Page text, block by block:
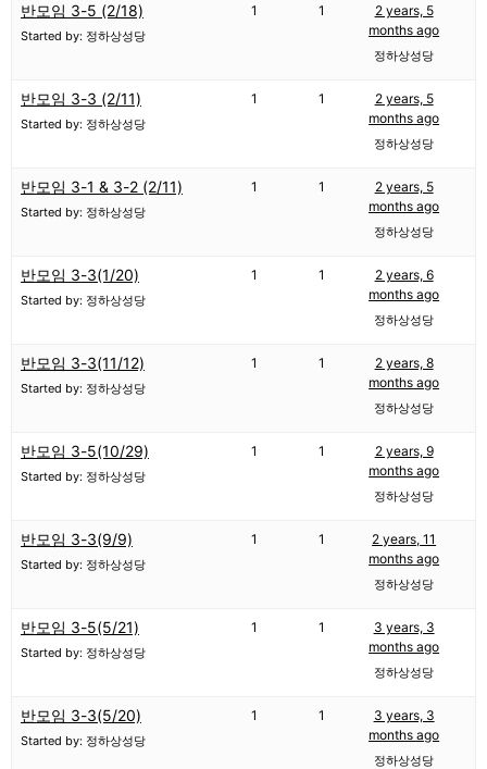
반모임 3-5 (2/18)
Started by: 정하상성당
1 1
2 years, 5
months ago
정하상성당
반모임 3-3 (2/11)
Started by: 정하상성당
1 1
2 years, 5
months ago
정하상성당
반모임 3-1 & 3-2 (2/11)
Started by: 정하상성당
1 1
2 years, 5
months ago
정하상성당
반모임 3-3(1/20)
Started by: 정하상성당
1 1
2 years, 6
months ago
정하상성당
반모임 3-3(11/12)
Started by: 정하상성당
1 1
2 years, 8
months ago
정하상성당
반모임 3-5(10/29)
Started by: 정하상성당
1 1
2 years, 9
months ago
정하상성당
반모임 3-3(9/9)
Started by: 정하상성당
1 1
2 years, 11
months ago
정하상성당
반모임 3-5(5/21)
Started by: 정하상성당
1 1
3 years, 3
months ago
정하상성당
반모임 3-3(5/20)
Started by: 정하상성당
1 1
3 years, 3
months ago
정하상성당